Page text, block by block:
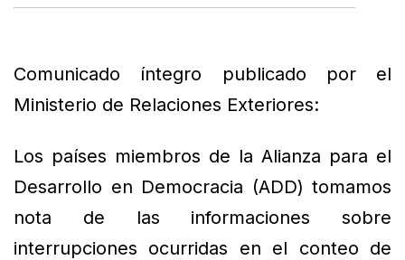
Comunicado íntegro publicado por el
Ministerio de Relaciones Exteriores:
Los países miembros de la Alianza para el
Desarrollo en Democracia (ADD) tomamos
nota de las informaciones sobre
interrupciones ocurridas en el conteo de